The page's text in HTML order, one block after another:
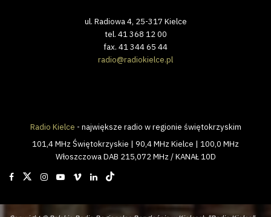
ul. Radiowa 4, 25-317 Kielce
tel. 41 368 12 00
fax. 41 344 65 44
radio@radiokielce.pl
Radio Kielce - największe radio w regionie świętokrzyskim
101,4 MHz Świętokrzyskie | 90,4 MHz Kielce | 100,0 MHz
Włoszczowa DAB 215,072 MHz / KANAŁ 10D